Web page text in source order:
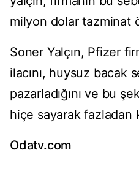
milyon dolar tazminat
Soner Yalçın, Pfizer
ilacını, huysuz bacak
pazarladığını ve bu
hiçe sayarak fazladan
Odatv.com